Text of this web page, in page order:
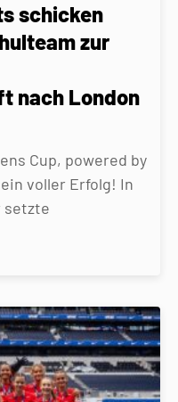
schicken
zur
nach London
Cup, powered by
voller Erfolg! In
setzte